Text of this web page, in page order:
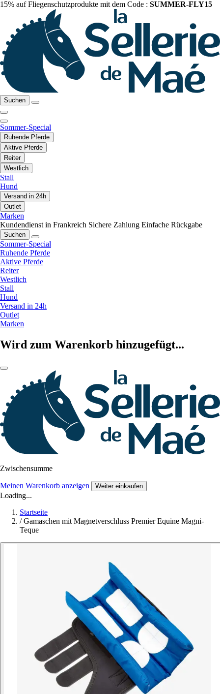
15% auf Fliegenschutzprodukte mit dem Code : SUMMER-FLY15
Suchen
Sommer-Special
Ruhende Pferde
Aktive Pferde
Reiter
Westlich
Stall
Hund
Versand in 24h
Outlet
Marken
Kundendienst in Frankreich Sichere Zahlung Einfache Rückgabe
Suchen
Sommer-Special
Ruhende Pferde
Aktive Pferde
Reiter
Westlich
Stall
Hund
Versand in 24h
Outlet
Marken
Wird zum Warenkorb hinzugefügt...
Zwischensumme
Meinen Warenkorb anzeigen Weiter einkaufen
Loading...
Startseite
/ Gamaschen mit Magnetverschluss Premier Equine Magni-
Teque